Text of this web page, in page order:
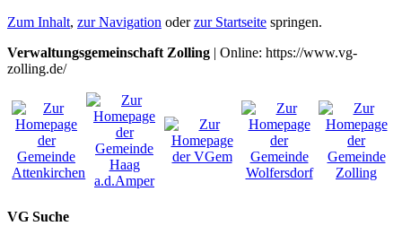
Zum Inhalt, zur Navigation oderzur Startseite springen.
Verwaltungsgemeinschaft Zolling | Online: https://www.vg-
zolling.de/
VG Suche